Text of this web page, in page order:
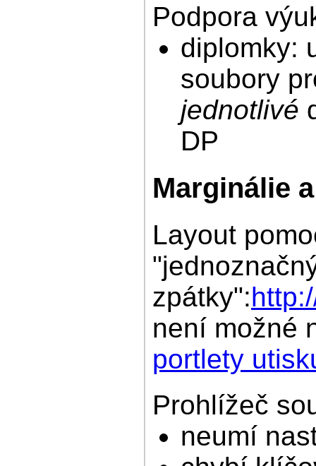
Podpora
diplomky:
soubory
jednotlivé
DP
Marginálie
Layout
zpátky":
není možné
portlety
Prohlížeč
neumí